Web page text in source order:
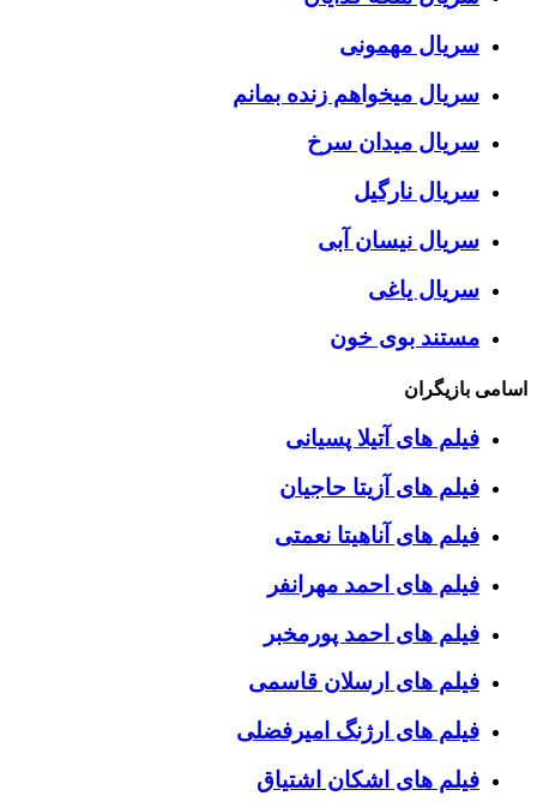
سریال مهمونی
سریال میخواهم زنده بمانم
سریال میدان سرخ
سریال نارگیل
سریال نیسان آبی
سریال یاغی
مستند بوی خون
اسامی بازیگران
فیلم های آتیلا پسیانی
فیلم های آزیتا حاجیان
فیلم های آناهیتا نعمتی
فیلم های احمد مهرانفر
فیلم های احمد پورمخبر
فیلم های ارسلان قاسمی
فیلم های ارژنگ امیرفضلی
فیلم های اشکان اشتیاق